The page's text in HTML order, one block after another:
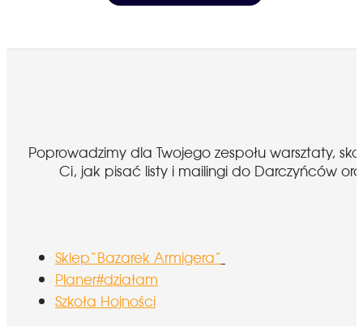
Poprowadzimy dla Twojego zespołu warsztaty,
Ci, jak pisać listy i mailingi do Darczyńców
Sklep“Bazarek Armigera”
Planer#działam
Szkoła Hojności